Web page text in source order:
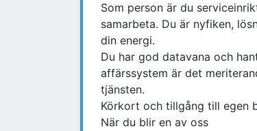
Som person är du
samarbeta. Du är nyfiken,
din energi.
Du har god datavana och
affärssystem är det
tjänsten.
Körkort och tillgång till egen
När du blir en av oss